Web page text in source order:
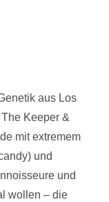
aus Los
Keeper &
mit extremem
und
und
wollen – die